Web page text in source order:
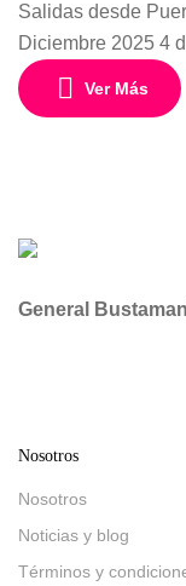
Salidas desde
Diciembre 2025 4
persona Disfruta
por el Caribe a
Ver Más
General
Nosotros
Nosotros
Noticias y blog
Términos y